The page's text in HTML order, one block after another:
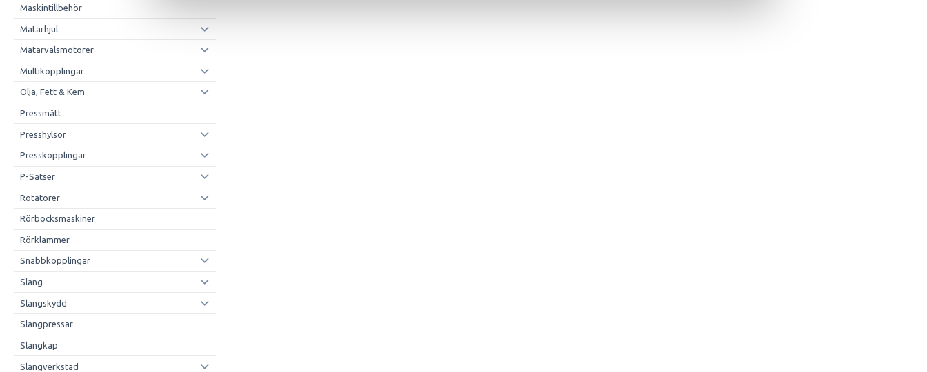
Maskintillbehör
Matarhjul
Matarvalsmotorer
Multikopplingar
Olja, Fett & Kem
Pressmått
Presshylsor
Presskopplingar
P-Satser
Rotatorer
Rörbocksmaskiner
Rörklammer
Snabbkopplingar
Slang
Slangskydd
Slangpressar
Slangkap
Slangverkstad